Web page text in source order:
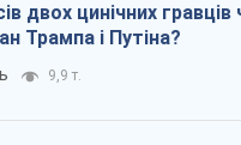
двох цинічних гравців
Трампа і Путіна?
9,9 т.